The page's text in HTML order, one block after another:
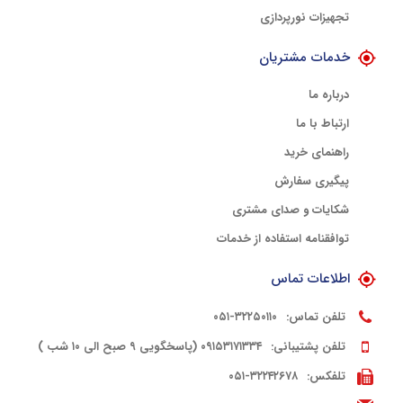
تجهیزات نورپردازی
خدمات مشتریان
درباره ما
ارتباط با ما
راهنمای خرید
پیگیری سفارش
شکایات و صدای مشتری
توافقنامه استفاده از خدمات
اطلاعات تماس
تلفن تماس: ۳۲۲۵۰۱۱۰-۰۵۱
تلفن پشتیبانی: ۰۹۱۵۳۱۷۱۳۳۴ (پاسخگویی ۹ صبح الی ۱۰ شب )
تلفکس: ۳۲۲۴۲۶۷۸-۰۵۱